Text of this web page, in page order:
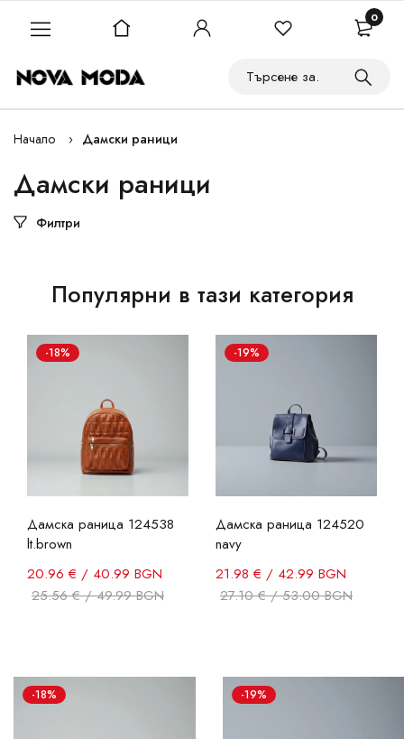
Начало Дамски раници
Дамски раници
Филтри
Популярни в тази категория
-18%
Дамска раница 124538
lt.brown
20.96 € / 40.99 BGN
25.56 € / 49.99 BGN
-19%
Дамска раница 124520
navy
21.98 € / 42.99 BGN
27.10 € / 53.00 BGN
-18% -19%
0